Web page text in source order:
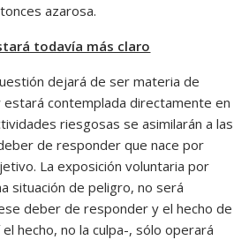
azarosa.
todavía más claro
dejará de ser materia de
contemplada directamente en
riesgosas se asimilarán a las
de responder que nace por
La exposición voluntaria por
situación de peligro, no será
deber de responder y el hecho de
hecho, no la culpa-, sólo operará